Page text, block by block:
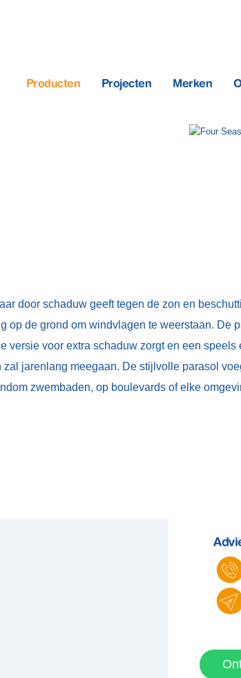
Producten Projecten Merken
door schaduw geeft tegen de zon en
op de grond om windvlagen te weerstaan. De
voor extra schaduw zorgt en een speels
jarenlang meegaan. De stijlvolle parasol
zwembaden, op boulevards of elke